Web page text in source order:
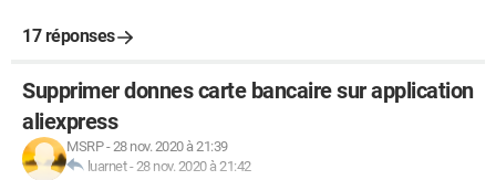
17 réponses
Supprimer donnes carte bancaire sur application
aliexpress
MSRP-28 nov. 2020 à 21:39
luarnet-28 nov. 2020 à 21:42